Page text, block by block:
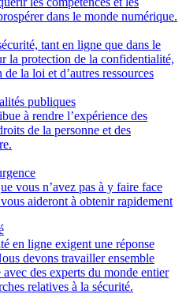
dans le monde numérique.
tant en ligne que dans le
la protection de la confidentialité,
la loi et d’autres ressources
publiques
à rendre l’expérience des
de la personne et des
vous n’avez pas à y faire face
aideront à obtenir rapidement
en ligne exigent une réponse
devons travailler ensemble
des experts du monde entier
relatives à la sécurité.